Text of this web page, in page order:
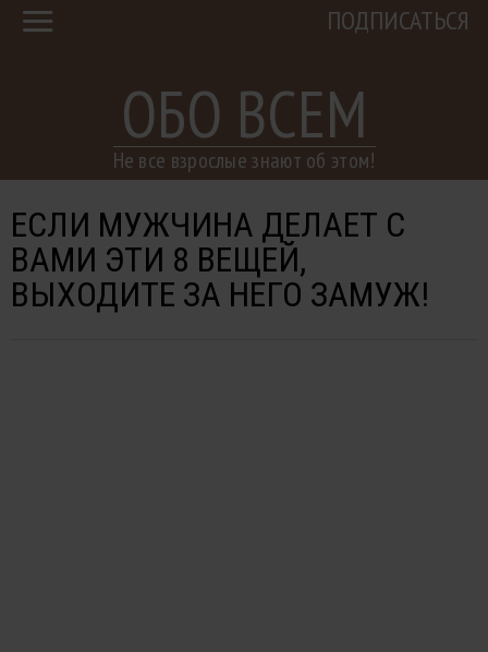
ОБО ВСЕМ
Не все взрослые знают об этом!
ПОДПИСАТЬСЯ
ЕСЛИ МУЖЧИНА ДЕЛАЕТ С
ВАМИ ЭТИ 8 ВЕЩЕЙ,
ВЫХОДИТЕ ЗА НЕГО ЗАМУЖ!